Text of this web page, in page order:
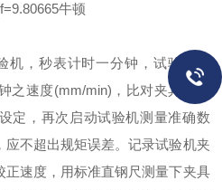
牛顿
，秒表计时一分钟，试验机停
之速度(mm/min)，比对夹具行程
定，再次启动试验机测量准确数
不超出规矩误差。记录试验机夹
速度，用标准直钢尺测量下夹具